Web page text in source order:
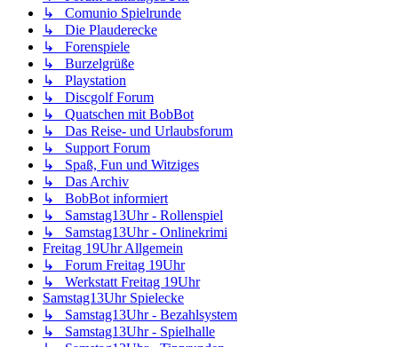
↳ Comunio Spielrunde
↳ Die Plauderecke
↳ Forenspiele
↳ Burzelgrüße
↳ Playstation
↳ Discgolf Forum
↳ Quatschen mit BobBot
↳ Das Reise- und Urlaubsforum
↳ Support Forum
↳ Spaß, Fun und Witziges
↳ Das Archiv
↳ BobBot informiert
↳ Samstag13Uhr - Rollenspiel
↳ Samstag13Uhr - Onlinekrimi
Freitag 19Uhr Allgemein
↳ Forum Freitag 19Uhr
↳ Werkstatt Freitag 19Uhr
Samstag13Uhr Spielecke
↳ Samstag13Uhr - Bezahlsystem
↳ Samstag13Uhr - Spielhalle